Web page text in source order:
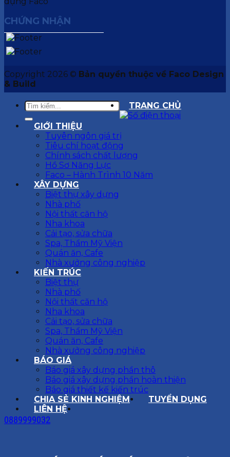
CHỨNG NHẬN
Copyright 2026 © Bản quyền thuộc về Faco Design
& Build
TRANG CHỦ
GIỚI THIỆU
Tuyên ngôn giá trị
Tiêu chí hoạt động
Chính sách chất lượng
Hồ Sơ Năng Lực
Faco – Hành Trình 10 Năm
XÂY DỰNG
Biệt thự xây dựng
Nhà phố
Nội thất căn hộ
Nha khoa
Cải tạo, sửa chữa
Spa, Thẩm Mỹ Viện
Quán ăn, Cafe
Nhà xưởng công nghiệp
KIẾN TRÚC
Biệt thự
Nhà phố
Nội thất căn hộ
Nha khoa
Cải tạo, sửa chữa
Spa, Thẩm Mỹ Viện
Quán ăn, Cafe
Nhà xưởng công nghiệp
BÁO GIÁ
Báo giá xây dựng phần thô
Báo giá xây dựng phần hoàn thiện
Báo giá thiết kế kiến trúc
CHIA SẺ KINH NGHIỆM
TUYỂN DỤNG
LIÊN HỆ
0889999032